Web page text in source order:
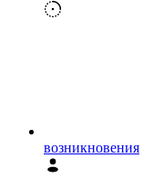
возникновения